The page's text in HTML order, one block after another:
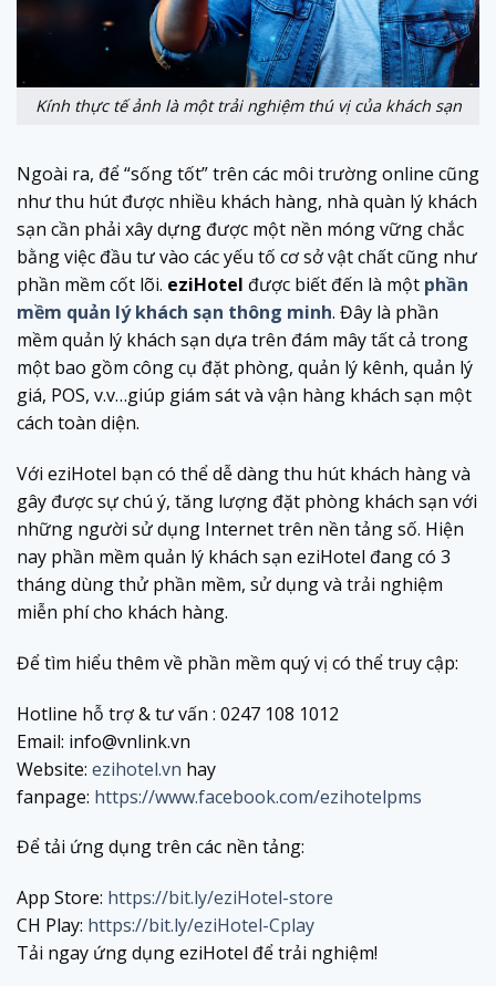
Kính thực tế ảnh là một trải nghiệm thú vị của khách sạn
Ngoài ra, để “sống tốt” trên các môi trường online cũng
như thu hút được nhiều khách hàng, nhà quàn lý khách
sạn cần phải xây dựng được một nền móng vững chắc
bằng việc đầu tư vào các yếu tố cơ sở vật chất cũng như
phần mềm cốt lõi. eziHotel được biết đến là một phần
mềm quản lý khách sạn thông minh. Đây là phần
mềm quản lý khách sạn dựa trên đám mây tất cả trong
một bao gồm công cụ đặt phòng, quản lý kênh, quản lý
giá, POS, v.v…giúp giám sát và vận hàng khách sạn một
cách toàn diện.
Với eziHotel bạn có thể dễ dàng thu hút khách hàng và
gây được sự chú ý, tăng lượng đặt phòng khách sạn với
những người sử dụng Internet trên nền tảng số. Hiện
nay phần mềm quản lý khách sạn eziHotel đang có 3
tháng dùng thử phần mềm, sử dụng và trải nghiệm
miễn phí cho khách hàng.
Để tìm hiểu thêm về phần mềm quý vị có thể truy cập:
Hotline hỗ trợ & tư vấn : 0247 108 1012
Email: info@vnlink.vn
Website: ezihotel.vn hay
fanpage: https://www.facebook.com/ezihotelpms
Để tải ứng dụng trên các nền tảng:
App Store: https://bit.ly/eziHotel-store
CH Play: https://bit.ly/eziHotel-Cplay
Tải ngay ứng dụng eziHotel để trải nghiệm!